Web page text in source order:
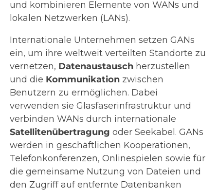
und kombinieren Elemente von WANs und
lokalen Netzwerken (LANs).
Internationale Unternehmen setzen GANs
ein, um ihre weltweit verteilten Standorte zu
vernetzen, Datenaustausch herzustellen
und die Kommunikation zwischen
Benutzern zu ermöglichen. Dabei
verwenden sie Glasfaserinfrastruktur und
verbinden WANs durch internationale
Satellitenübertragung oder Seekabel. GANs
werden in geschäftlichen Kooperationen,
Telefonkonferenzen, Onlinespielen sowie für
die gemeinsame Nutzung von Dateien und
den Zugriff auf entfernte Datenbanken